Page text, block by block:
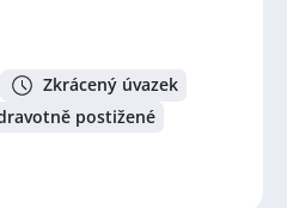
Zkrácený úvazek
postižené